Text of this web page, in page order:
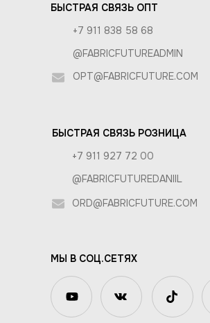
БЫСТРАЯ СВЯЗЬ ОПТ
+7 911 838 58 68
@FABRICFUTUREADMIN
OPT@FABRICFUTURE.COM
БЫСТРАЯ СВЯЗЬ РОЗНИЦА
МЫ В СОЦ.СЕТЯХ
+7 911 927 72 00
@FABRICFUTUREDANIIL
ORD@FABRICFUTURE.COM